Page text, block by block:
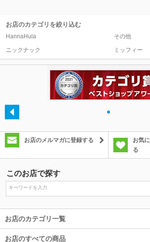
お店のカテゴリを絞り込む
HannaHula
その他
ニックナック
ミッフィー
お店のメルマガに登録する
お気
る
このお店で探す
お店のカテゴリ一覧
お店のすべての商品
キーワード